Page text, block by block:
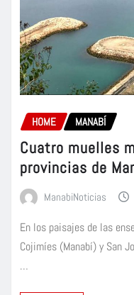
HOME MANABÍ
Cuatro muelles
provincias de
ManabiNoticias
En los paisajes de las
Cojimíes (Manabí) y San
…